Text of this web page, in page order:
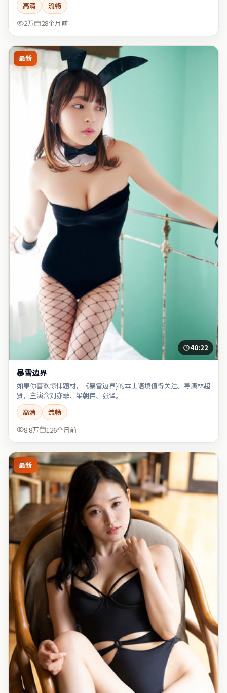
高清
流畅
2万
28个月前
最新
40:22
暴雪边界
如果你喜欢惊悚题材，《暴雪边界}的本土语境值得关注。导演林超
贤，主演含刘亦菲、梁朝伟、张译。
高清
流畅
8.8万
126个月前
最新